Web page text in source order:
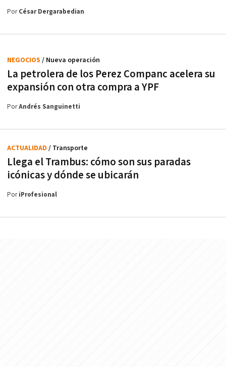
PorCésar Dergarabedian
La petrolera de los Perez Companc acelera su
expansión con otra compra a YPF
NEGOCIOS / Nueva operación
PorAndrés Sanguinetti
Llega el Trambus: cómo son sus paradas
icónicas y dónde se ubicarán
ACTUALIDAD / Transporte
PoriProfesional